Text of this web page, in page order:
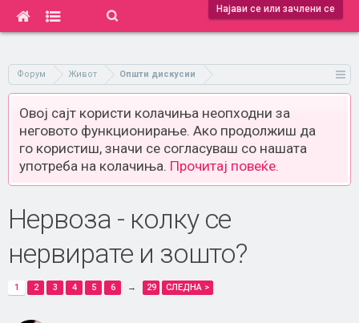
Најави се или зачлени се
Форум Живот Општи дискусии
Овој сајт користи колачиња неопходни за
неговото функционирање. Ако продолжиш да
го користиш, значи се согласуваш со нашата
употреба на колачиња. Прочитај повеќе.
Нервоза - колку се
нервирате и зошто?
1 2 3 4 5 6 → 29 СЛЕДНА >